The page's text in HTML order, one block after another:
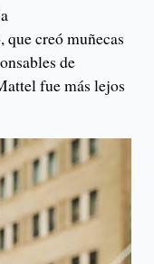
que creó muñecas
de
fue más lejos